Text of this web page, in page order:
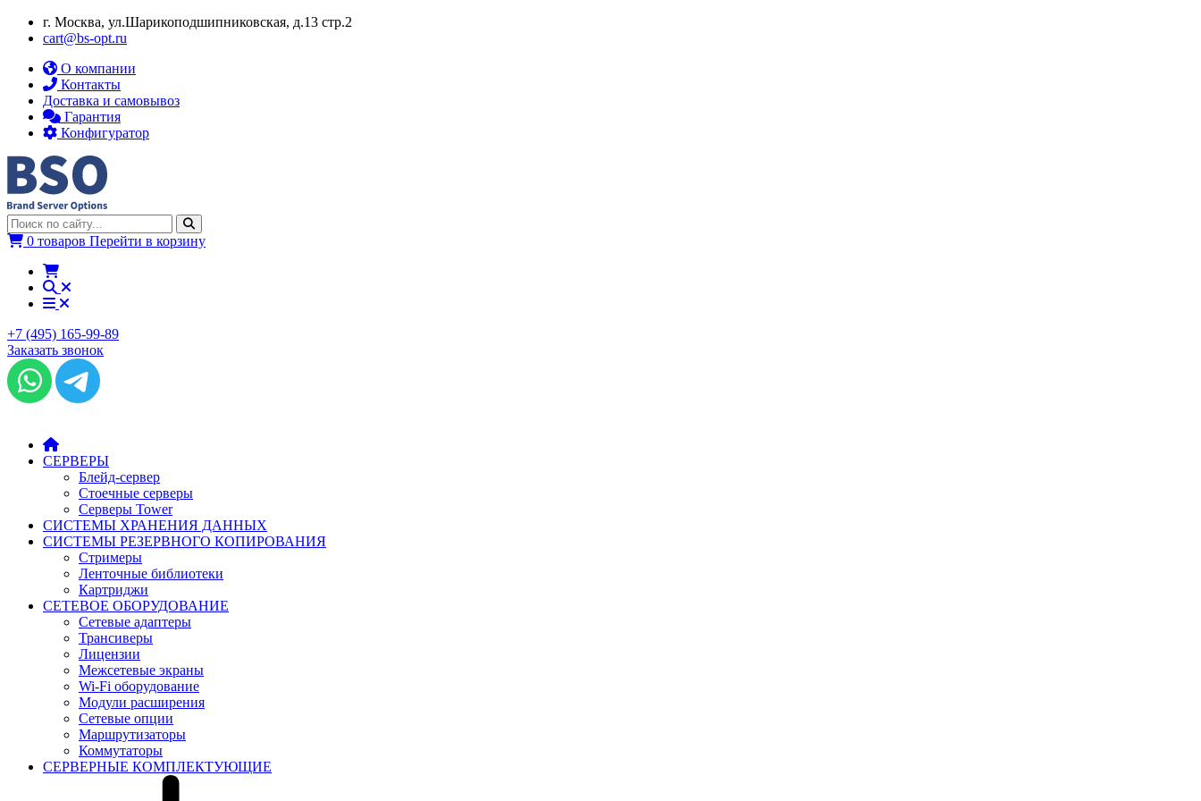
г. Москва, ул.​​Шарикоподшипниковская, д.13 стр.2
cart@bs-opt.ru
О компании
Контакты
Доставка и самовывоз
Гарантия
Конфигуратор
0 товаров Перейти в корзину
+7 (495) 165-99-89
Заказать звонок
СЕРВЕРЫ
Блейд-сервер
Стоечные серверы
Серверы Tower
СИСТЕМЫ ХРАНЕНИЯ ДАННЫХ
СИСТЕМЫ РЕЗЕРВНОГО КОПИРОВАНИЯ
Стримеры
Ленточные библиотеки
Картриджи
СЕТЕВОЕ ОБОРУДОВАНИЕ
Сетевые адаптеры
Трансиверы
Лицензии
Межсетевые экраны
Wi-Fi оборудование
Модули расширения
Сетевые опции
Маршрутизаторы
Коммутаторы
СЕРВЕРНЫЕ КОМПЛЕКТУЮЩИЕ